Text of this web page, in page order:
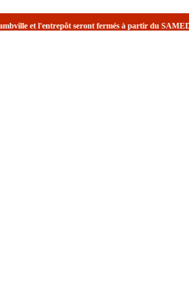
1er aoûtpour la fermeture estivaleavec une